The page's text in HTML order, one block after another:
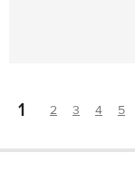
1 2 3 4 5